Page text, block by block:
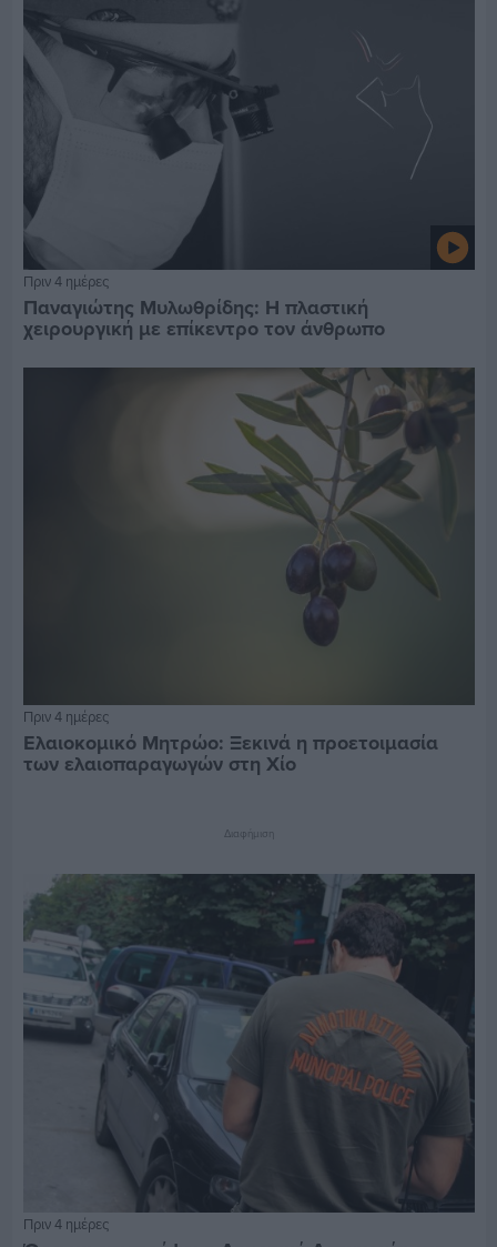
Πριν 4 ημέρες
Παναγιώτης Μυλωθρίδης: Η πλαστική
χειρουργική με επίκεντρο τον άνθρωπο
Πριν 4 ημέρες
Ελαιοκομικό Μητρώο: Ξεκινά η προετοιμασία
των ελαιοπαραγωγών στη Χίο
Διαφήμιση
Πριν 4 ημέρες